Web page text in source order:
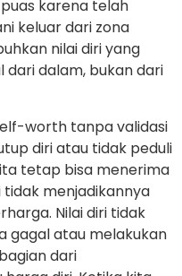
karena telah
keluar dari zona
nilai diri yang
dari dalam, bukan dari
worth tanpa validasi
diri atau tidak peduli
tetap bisa menerima
menjadikannya
Nilai diri tidak
gagal atau melakukan
dari